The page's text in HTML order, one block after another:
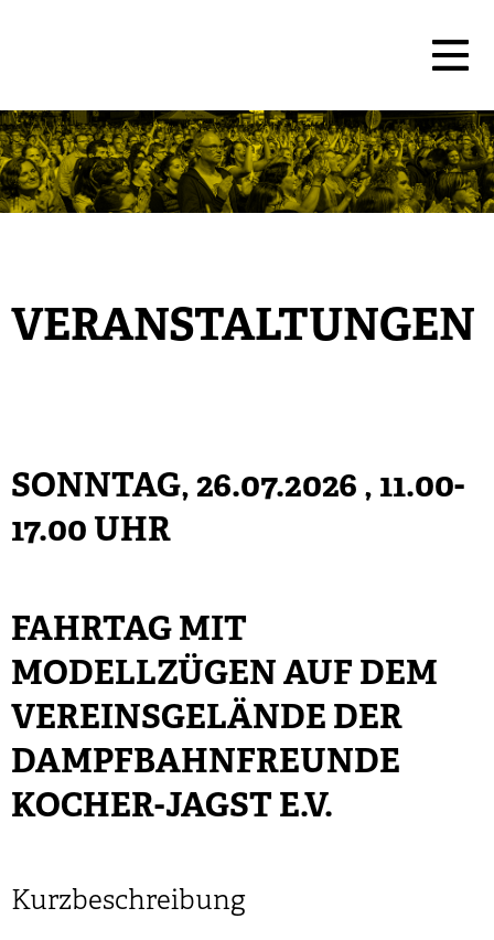
VERANSTALTUNGEN
SONNTAG, 26.07.2026 , 11.00-
17.00 UHR
FAHRTAG MIT
MODELLZÜGEN AUF DEM
VEREINSGELÄNDE DER
DAMPFBAHNFREUNDE
KOCHER-JAGST E.V.
Kurzbeschreibung